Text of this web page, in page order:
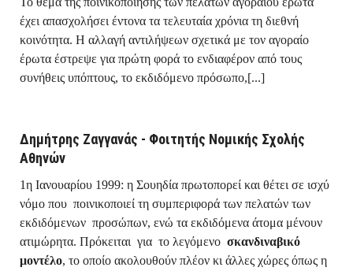
έχει απασχολήσει έντονα τα τελευταία χρόνια τη διεθνή
κοινότητα. Η αλλαγή αντιλήψεων σχετικά με τον αγοραίο
έρωτα έστρεψε για πρώτη φορά το ενδιαφέρον από τους
συνήθεις υπόπτους, το εκδιδόμενο πρόσωπο,[...]
Δημήτρης Ζαγγανάς - Φοιτητής Νομικής Σχολής
Αθηνών
1η Ιανουαρίου 1999: η Σουηδία πρωτοπορεί και θέτει σε ισχύ
νόμο που ποινικοποιεί τη συμπεριφορά των πελατών των
εκδιδόμενων προσώπων, ενώ τα εκδιδόμενα άτομα μένουν
ατιμώρητα. Πρόκειται για το λεγόμενο σκανδιναβικό
μοντέλο, το οποίο ακολουθούν πλέον κι άλλες χώρες όπως η